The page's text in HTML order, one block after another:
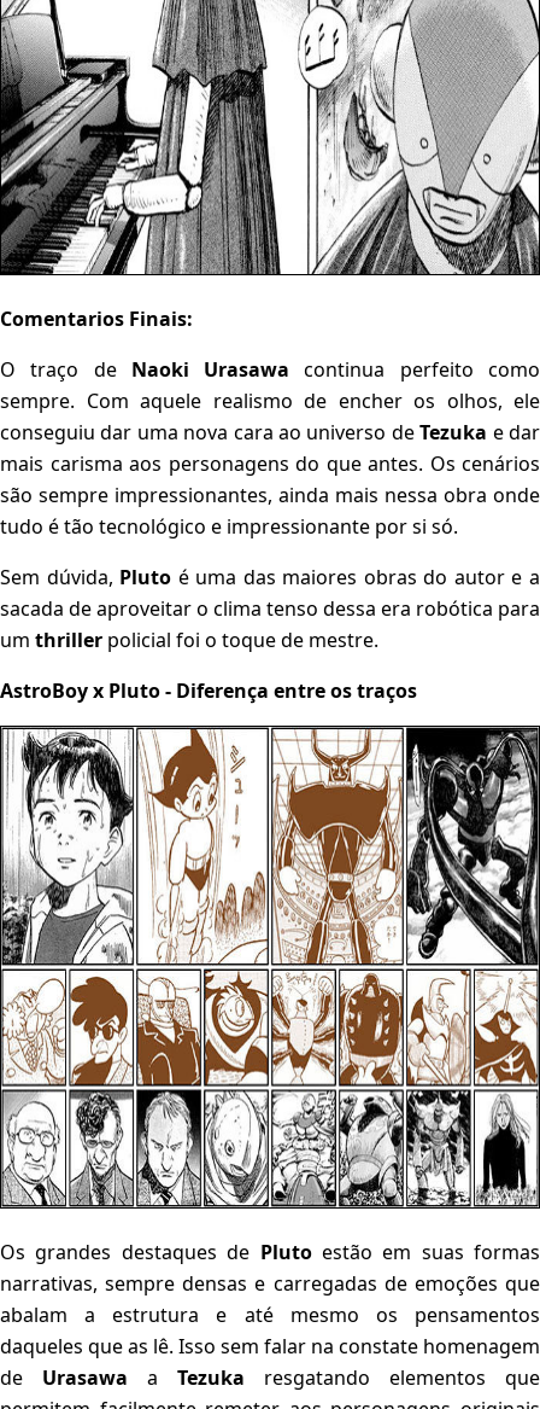
Comentarios Finais:
O traço de Naoki Urasawa continua perfeito como
sempre. Com aquele realismo de encher os olhos, ele
conseguiu dar uma nova cara ao universo deTezuka e dar
mais carisma aos personagens do que antes. Os cenários
são sempre impressionantes, ainda mais nessa obra onde
tudo é tão tecnológico e impressionante por si só.
Sem dúvida, Pluto é uma das maiores obras do autor e a
sacada de aproveitar o clima tenso dessa era robótica para
um thriller policial foi o toque de mestre.
AstroBoy x Pluto - Diferença entre os traços
Os grandes destaques de Plutoestão em suas formas
narrativas, sempre densas e carregadas de emoções que
abalam a estrutura e até mesmo os pensamentos
daqueles que as lê. Isso sem falar na constate homenagem
de Urasawa a Tezuka resgatando elementos que